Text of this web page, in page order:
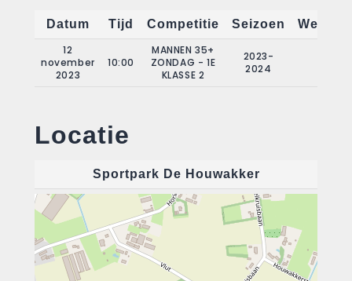
Datum Tijd Competitie Seizoen
12
november
2023
10:00
MANNEN 35+
ZONDAG - 1E
KLASSE 2
2023-
2024
Locatie
Sportpark De Houwakker